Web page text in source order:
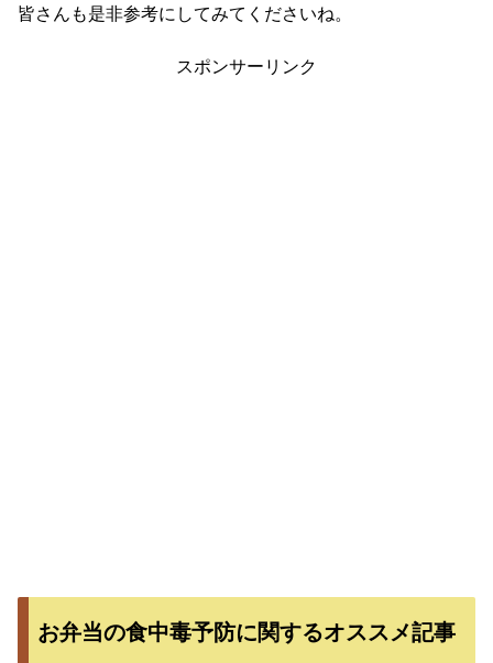
皆さんも是非参考にしてみてくださいね。
スポンサーリンク
お弁当の食中毒予防に関するオススメ記事